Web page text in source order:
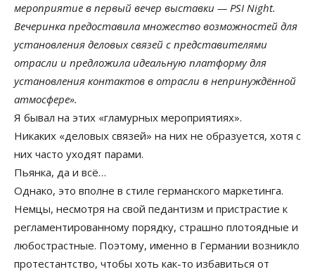
мероприятие в первый вечер выставки — PSI Night.
Вечеринка предоставила множество возможностей для
установления деловых связей с представителями
отрасли и предложила идеальную платформу для
установления контактов в отрасли в непринуждённой
атмосфере».
Я бывал на этих «гламурных мероприятиях».
Никаких «деловых связей» на них не образуется, хотя с
них часто уходят парами.
Пьянка, да и всё…
Однако, это вполне в стиле германского маркетинга.
Немцы, несмотря на свой педантизм и пристрастие к
регламентированному порядку, страшно плотоядные и
любострастные. Поэтому, именно в Германии возникло
протестантство, чтобы хоть как-то избавиться от